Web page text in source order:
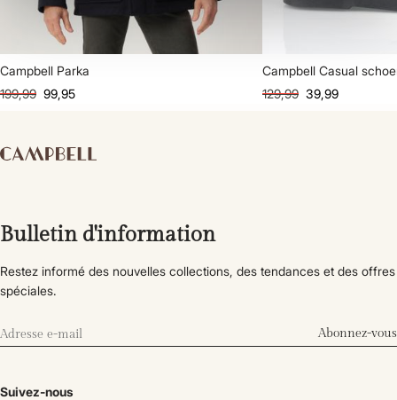
Campbell Parka
199,99 99,95
Campbell Casual
129,99 39,99
Bulletin d'information
Restez informé des nouvelles collections, des tendances et des offres
spéciales.
Abonnez-vous
Suivez-nous